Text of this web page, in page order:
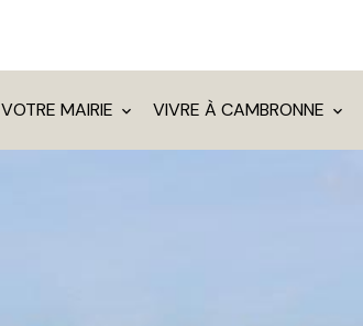
VOTRE MAIRIE VIVRE À CAMBRONNE